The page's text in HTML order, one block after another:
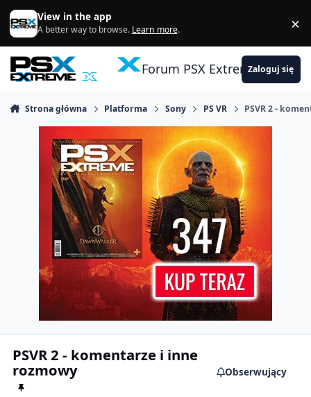
Skocz do zawartości
View in the app
A better way to browse. Learn more. ×
Forum PSX ExtremeZaloguj się
Strona główna Platforma Sony PS VR PSVR 2 -
PSVR 2 - komentarze i inne
rozmowy Obserwujący